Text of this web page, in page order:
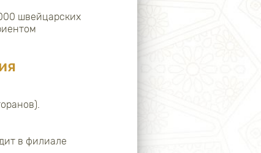
швейцарских
в филиале